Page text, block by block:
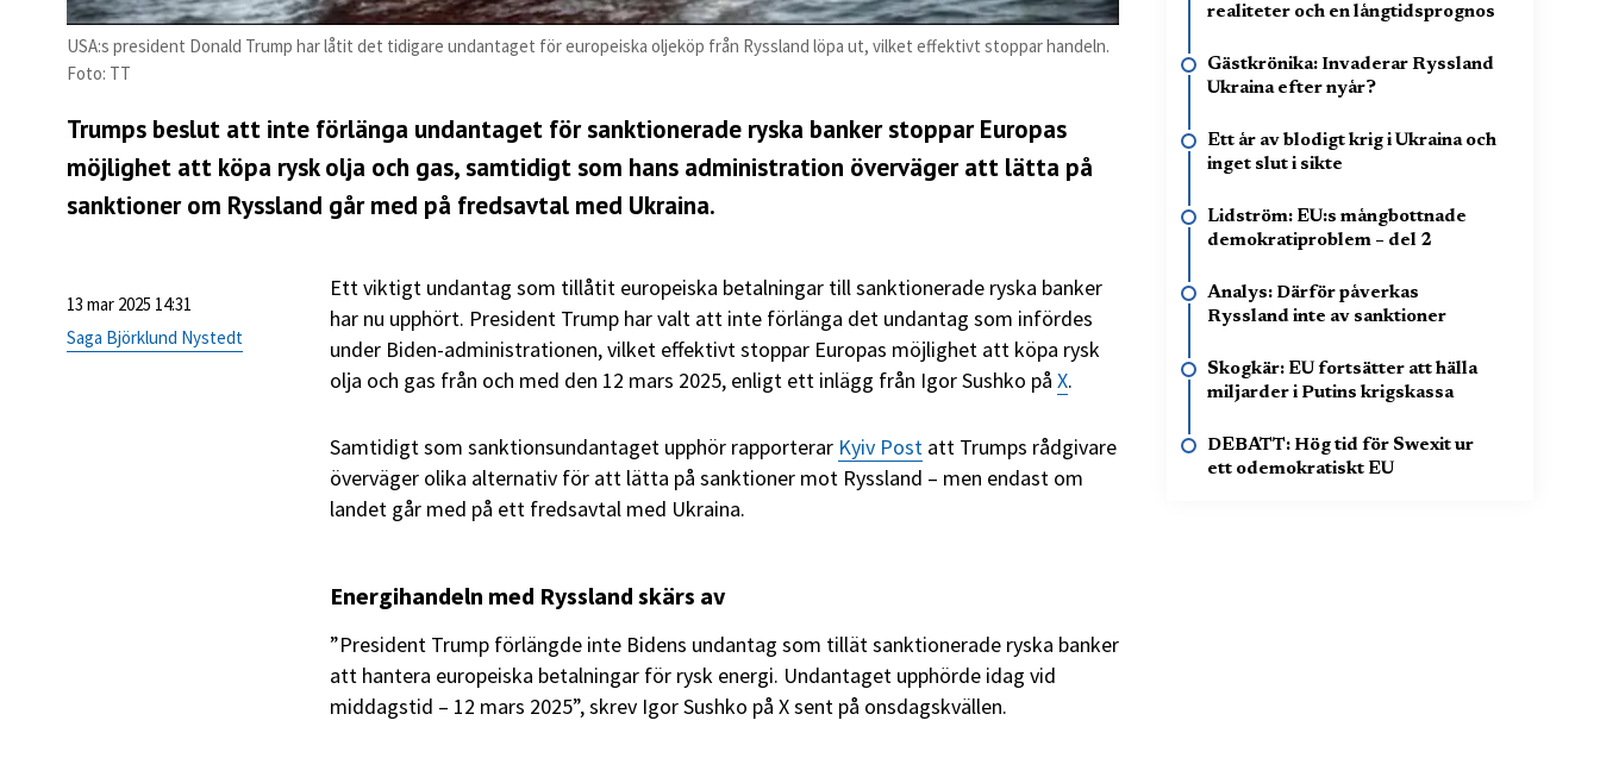
USA:s president Donald Trump har låtit det tidigare undantaget för europeiska oljeköp från Ryssland löpa ut, vilket effektivt stoppar handeln.
Foto: TT
Trumps beslut att inte förlänga undantaget för sanktionerade ryska banker stoppar Europas
möjlighet att köpa rysk olja och gas, samtidigt som hans administration överväger att lätta på
sanktioner om Ryssland går med på fredsavtal med Ukraina.
13 mar 2025 14:31
Saga Björklund Nystedt
Ett viktigt undantag som tillåtit europeiska betalningar till sanktionerade ryska banker
har nu upphört. President Trump har valt att inte förlänga det undantag som infördes
under Biden-administrationen, vilket effektivt stoppar Europas möjlighet att köpa rysk
olja och gas från och med den 12 mars 2025, enligt ett inlägg från Igor Sushko på X.
Samtidigt som sanktionsundantaget upphör rapporterar Kyiv Post att Trumps rådgivare
överväger olika alternativ för att lätta på sanktioner mot Ryssland – men endast om
landet går med på ett fredsavtal med Ukraina.
Energihandeln med Ryssland skärs av
”President Trump förlängde inte Bidens undantag som tillät sanktionerade ryska banker
att hantera europeiska betalningar för rysk energi. Undantaget upphörde idag vid
middagstid – 12 mars 2025”, skrev Igor Sushko på X sent på onsdagskvällen.
realiteter och en långtidsprognos
Gästkrönika: Invaderar Ryssland
Ukraina efter nyår?
Ett år av blodigt krig i Ukraina och
inget slut i sikte
Lidström: EU:s mångbottnade
demokratiproblem – del 2
Analys: Därför påverkas
Ryssland inte av sanktioner
Skogkär: EU fortsätter att hälla
miljarder i Putins krigskassa
DEBATT: Hög tid för Swexit ur
ett odemokratiskt EU